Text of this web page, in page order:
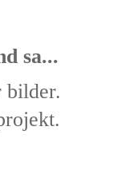
sa...
bilder.